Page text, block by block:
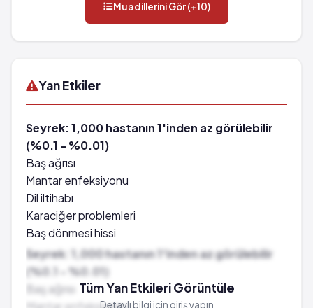
Muadillerini Gör (+10)
Yan Etkiler
Seyrek: 1,000 hastanın 1'inden az görülebilir
(%0.1 - %0.01)
Baş ağrısı
Mantar enfeksiyonu
Dil iltihabı
Karaciğer problemleri
Baş dönmesi hissi
Kan ile ilişkili rahatsızlıklar
Ağızda yara oluşması
Böbrek sorunları
İdrarınızda kan ve şeker olması
Seyrek: 1,000 hastanın 1'inden az görülebilir
(%0.1 - %0.01)
Baş ağrısı Tüm Yan Etkileri Görüntüle
Detaylı bilgi için giriş yapın